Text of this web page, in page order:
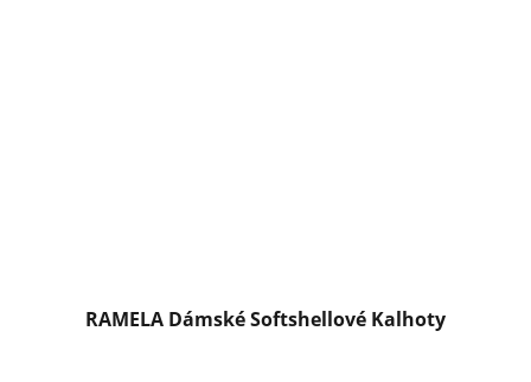
RAMELA Dámské Softshellové Kalhoty